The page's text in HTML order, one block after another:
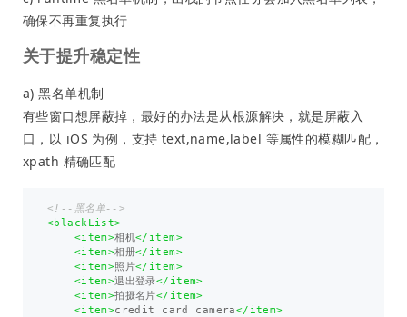
确保不再重复执行
关于提升稳定性
a) 黑名单机制
有些窗口想屏蔽掉，最好的办法是从根源解决，就是屏蔽入
口，以 iOS 为例，支持 text,name,label 等属性的模糊匹配，
xpath 精确匹配
<!--黑名单-->
<blackList>
<item>相机</item>
<item>相册</item>
<item>照片</item>
<item>退出登录</item>
<item>拍摄名片</item>
<item>credit card camera</item>